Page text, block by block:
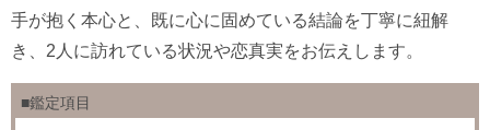
手が抱く本心と、既に心に固めている結論を丁寧に紐解
き、2人に訪れている状況や恋真実をお伝えします。
■鑑定項目